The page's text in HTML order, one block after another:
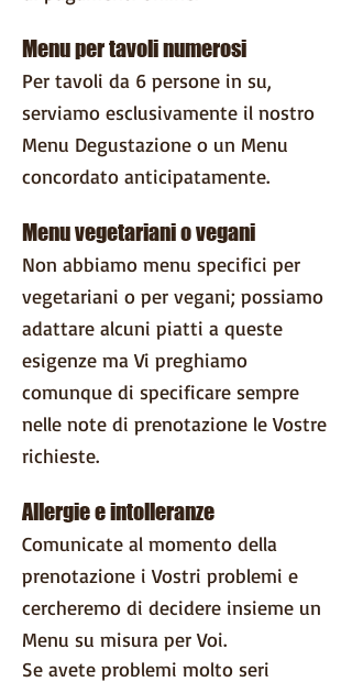
Menu per tavoli numerosi
Per tavoli da 6 persone in su,
serviamo esclusivamente il nostro
Menu Degustazione o un Menu
concordato anticipatamente.
Menu vegetariani o vegani
Non abbiamo menu specifici per
vegetariani o per vegani; possiamo
adattare alcuni piatti a queste
esigenze ma Vi preghiamo
comunque di specificare sempre
nelle note di prenotazione le Vostre
richieste.
Allergie e intolleranze
Comunicate al momento della
prenotazione i Vostri problemi e
cercheremo di decidere insieme un
Menu su misura per Voi.
Se avete problemi molto seri